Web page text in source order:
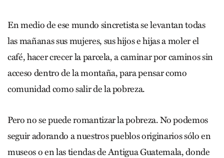
En medio de ese mundo sincretista se levantan todas
las mañanas sus mujeres, sus hijos e hijas a moler el
café, hacer crecer la parcela, a caminar por caminos sin
acceso dentro de la montaña, para pensar como
comunidad como salir de la pobreza.
Pero no se puede romantizar la pobreza. No podemos
seguir adorando a nuestros pueblos originarios sólo en
museos o en las tiendas de Antigua Guatemala, donde